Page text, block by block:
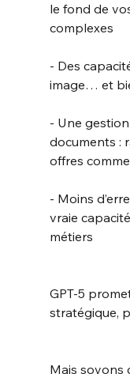
le fond de
complexes
- Des
image… et
- Une
documents :
offres
- Moins
vraie
métiers
GPT‑5
stratégique,
Mais soyons